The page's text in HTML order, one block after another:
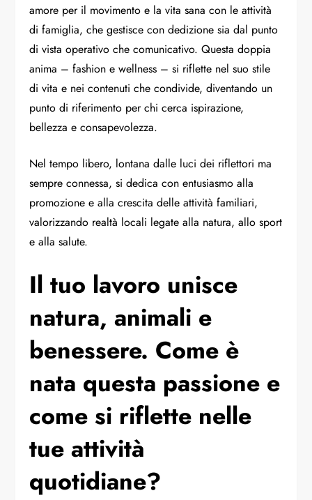
amore per il movimento e la vita sana con le attività
di famiglia, che gestisce con dedizione sia dal punto
di vista operativo che comunicativo. Questa doppia
anima – fashion e wellness – si riflette nel suo stile
di vita e nei contenuti che condivide, diventando un
punto di riferimento per chi cerca ispirazione,
bellezza e consapevolezza.
Nel tempo libero, lontana dalle luci dei riflettori ma
sempre connessa, si dedica con entusiasmo alla
promozione e alla crescita delle attività familiari,
valorizzando realtà locali legate alla natura, allo sport
e alla salute.
⁠Il tuo lavoro unisce
natura, animali e
benessere. Come è
nata questa passione e
come si riflette nelle
tue attività
quotidiane?